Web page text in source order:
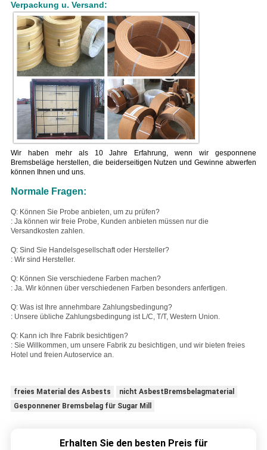
Verpackung u. Versand:
Wir haben mehr als 10 Jahre Erfahrung, wenn wir gesponnene
Bremsbeläge herstellen, die beiderseitigen Nutzen und Gewinne abwerfen
können Ihnen und uns.
Normale Fragen:
Q: Können Sie Probe anbieten, um zu prüfen?
: Ja können wir freie Probe, Kunden anbieten müssen nur die
Versandkosten zahlen.
Q: Sind Sie Handelsgesellschaft oder Hersteller?
: Wir sind Hersteller.
Q: Können Sie verschiedene Farben machen?
: Ja. Wir können über verschiedenen Farben besonders anfertigen.
Q: Was ist Ihre annehmbare Zahlungsbedingung?
: Unsere übliche Zahlungsbedingung ist L/C, T/T, Western Union.
Q: Kann ich Ihre Fabrik besichtigen?
: Sie Willkommen, um unsere Fabrik zu besichtigen, und wir bieten freies
Hotel und freien Autoservice an.
freies Material des Asbests
nicht AsbestBremsbelagmaterial
Gesponnener Bremsbelag für Sugar Mill
Erhalten Sie den besten Preis für